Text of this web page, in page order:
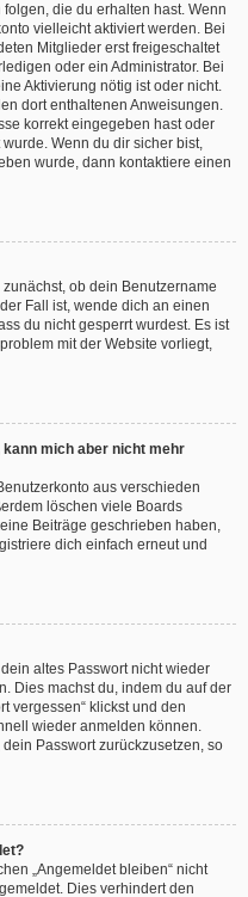
die du erhalten hast. Wenn
vielleicht aktiviert werden. Bei
Mitglieder erst freigeschaltet
oder ein Administrator. Bei
Aktivierung nötig ist oder nicht.
dort enthaltenen Anweisungen.
korrekt eingegeben hast oder
Wenn du dir sicher bist,
wurde, dann kontaktiere einen
ob dein Benutzername
Fall ist, wende dich an einen
du nicht gesperrt wurdest. Es ist
mit der Website vorliegt,
mich aber nicht mehr
aus verschieden
löschen viele Boards
Beiträge geschrieben haben,
dich einfach erneut und
altes Passwort nicht wieder
Dies machst du, indem du auf der
vergessen“ klickst und den
wieder anmelden können.
Passwort zurückzusetzen, so
„Angemeldet bleiben“ nicht
Dies verhindert den